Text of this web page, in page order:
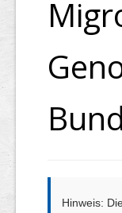
Bund
Hinweis: